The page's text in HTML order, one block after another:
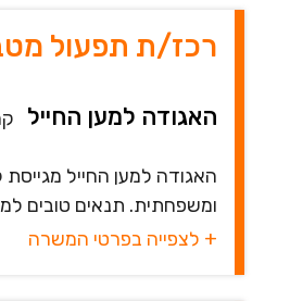
רכז/ת תפעול
האגודה למען החייל
האגודה למען החייל
ומשפחתית. תנאים טובים
+ לצפייה בפרטי המשרה